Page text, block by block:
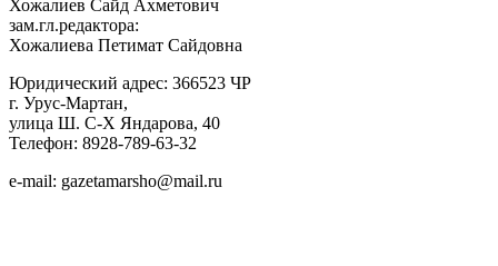
Хожалиев Сайд Ахметович
зам.гл.редактора:
Хожалиева Петимат Сайдовна
Юридический адрес: 366523 ЧР
г. Урус-Мартан,
улица Ш. С-Х Яндарова, 40
Телефон: 8928-789-63-32
e-mail: gazetamarsho@mail.ru